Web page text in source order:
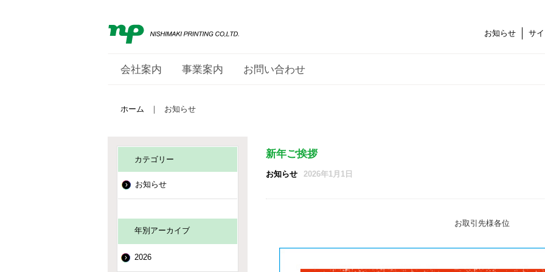
お知らせ サ
会社案内 事業案内 お問い合わせ
ホーム ｜ お知らせ
新年ご挨拶
お知らせ 2026年1月1日
お取引先様各位
カテゴリー
お知らせ
年別アーカイブ
2026